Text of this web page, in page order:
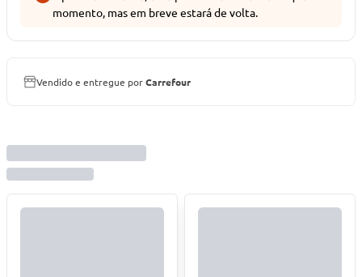
momento, mas em breve estará de volta.
Vendido e entregue porCarrefour